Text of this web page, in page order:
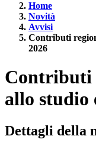
Home
Novità
Avvisi
Contributi
2026
Contributi
allo studio
Dettagli della